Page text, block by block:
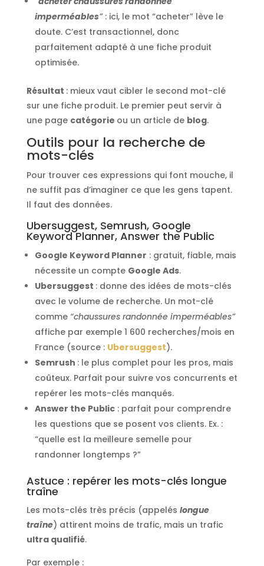
imperméables”: ici, le mot “acheter” lève le
doute. C’est transactionnel, donc
parfaitement adapté à une fiche produit
optimisée.
Résultat : mieux vaut cibler le second mot-clé
sur une fiche produit. Le premier peut servir à
une page catégorie ou un article de blog.
Outils pour la recherche de
mots-clés
Pour trouver ces expressions qui font mouche, il
ne suffit pas d’imaginer ce que les gens tapent.
Il faut des données.
Ubersuggest, Semrush, Google
Keyword Planner, Answer the Public
Google Keyword Planner : gratuit, fiable, mais
nécessite un compte Google Ads.
Ubersuggest : donne des idées de mots-clés
avec le volume de recherche. Un mot-clé
comme “chaussures randonnée imperméables”
affiche par exemple 1 600 recherches/mois en
France (source : Ubersuggest).
Semrush : le plus complet pour les pros, mais
coûteux. Parfait pour suivre vos concurrents et
repérer les mots-clés manqués.
Answer the Public: parfait pour comprendre
les questions que se posent vos clients. Ex. :
“quelle est la meilleure semelle pour
randonner longtemps ?”
Astuce : repérer les mots-clés longue
traîne
Les mots-clés très précis (appelés longue
traîne) attirent moins de trafic, mais un trafic
ultra qualifié.
Par exemple :